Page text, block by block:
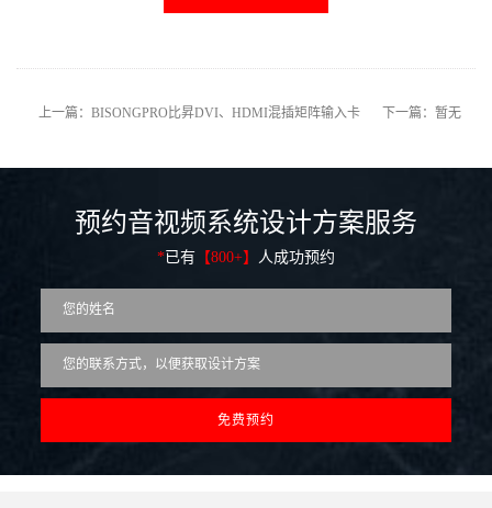
上一篇：BISONGPRO比昇DVI、HDMI混插矩阵输入卡 下一篇：暂无
预约音视频系统设计方案服务
*已有 【800+】 人成功预约